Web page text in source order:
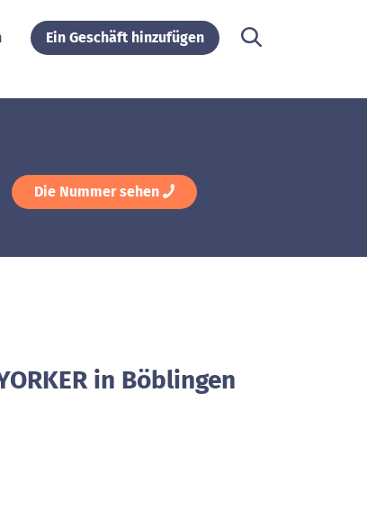
Ein Geschäft hinzufügen
Die Nummer sehen
in Böblingen